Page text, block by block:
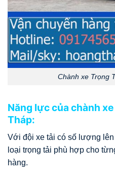
Chành xe Trọng
Năng lực của chành
Tháp:
Với đội xe tải có số lượng
loại trọng tải phù hợp cho
hàng.